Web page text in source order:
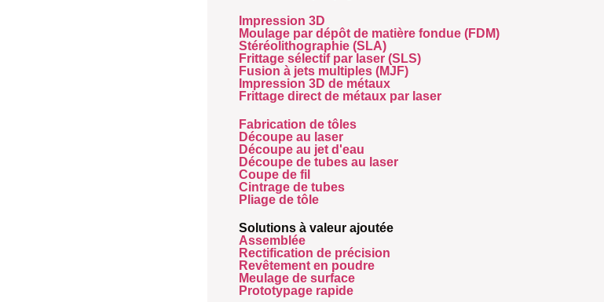
Impression 3D
Moulage par dépôt de matière fondue (FDM)
Stéréolithographie (SLA)
Frittage sélectif par laser (SLS)
Fusion à jets multiples (MJF)
Impression 3D de métaux
Frittage direct de métaux par laser
Fabrication de tôles
Découpe au laser
Découpe au jet d'eau
Découpe de tubes au laser
Coupe de fil
Cintrage de tubes
Pliage de tôle
Solutions à valeur ajoutée
Assemblée
Rectification de précision
Revêtement en poudre
Meulage de surface
Prototypage rapide